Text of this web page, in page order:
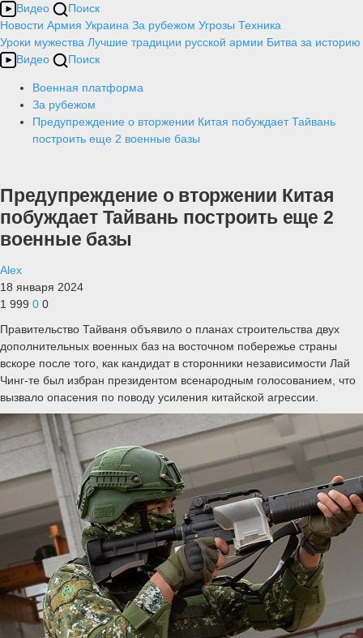
Видео
Поиск
Новости Армия Украина За рубежом Угрозы Техника
Уроки мужества Лучшие традиции русской армии Битва за историю
Видео
Поиск
Военная платформа
За рубежом
Предупреждение о вторжении Китая побуждает Тайвань
построить еще 2 военные базы
Предупреждение о вторжении Китая
побуждает Тайвань построить еще 2
военные базы
Alex
18 января 2024
1 999 0 0
Правительство Тайваня объявило о планах строительства двух
дополнительных военных баз на восточном побережье страны
вскоре после того, как кандидат в сторонники независимости Лай
Чинг-те был избран президентом всенародным голосованием, что
вызвало опасения по поводу усиления китайской агрессии.